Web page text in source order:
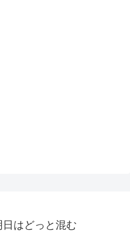
はどっと混む